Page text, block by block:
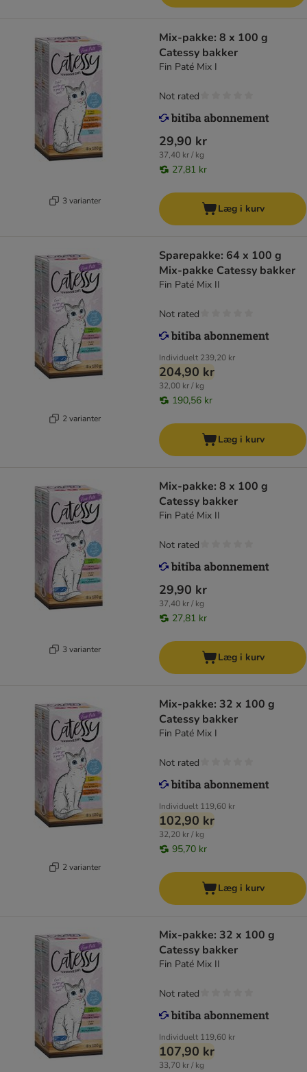
3 varianter
Mix-pakke: 8 x 100 g
Catessy bakker
Fin Paté Mix I
29,90 kr
37,40 kr / kg
27,81 kr
Not rated
Læg i kurv
2 varianter
Sparepakke: 64 x 100 g
Mix-pakke Catessy bakker
Fin Paté Mix II
Individuelt 239,20 kr
204,90 kr
32,00 kr / kg
190,56 kr
Not rated
Læg i kurv
3 varianter
Mix-pakke: 8 x 100 g
Catessy bakker
Fin Paté Mix II
29,90 kr
37,40 kr / kg
27,81 kr
Not rated
Læg i kurv
2 varianter
Mix-pakke: 32 x 100 g
Catessy bakker
Fin Paté Mix I
Individuelt 119,60 kr
102,90 kr
32,20 kr / kg
95,70 kr
Not rated
Læg i kurv
Mix-pakke: 32 x 100 g
Catessy bakker
Fin Paté Mix II
Individuelt 119,60 kr
107,90 kr
33,70 kr / kg
Not rated